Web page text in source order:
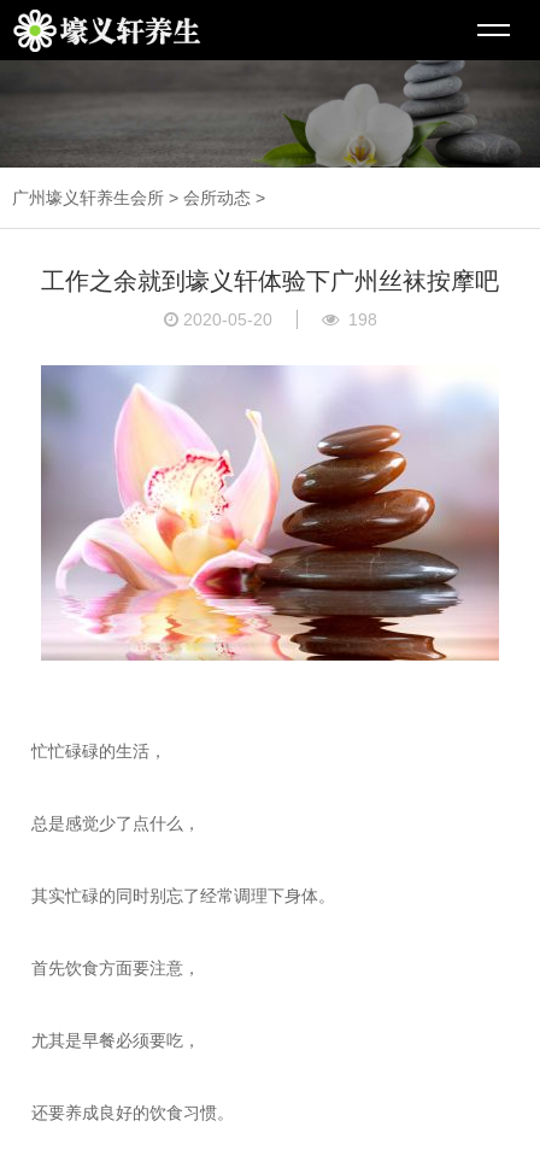
广州壕义轩养生会所 > 会所动态 >
工作之余就到壕义轩体验下广州丝袜按摩吧
2020-05-20 198
忙忙碌碌的生活，
总是感觉少了点什么，
其实忙碌的同时别忘了经常调理下身体。
首先饮食方面要注意，
尤其是早餐必须要吃，
还要养成良好的饮食习惯。